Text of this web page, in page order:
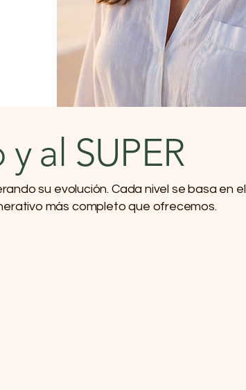
al SUPER
su evolución. Cada nivel se basa en el
más completo que ofrecemos.